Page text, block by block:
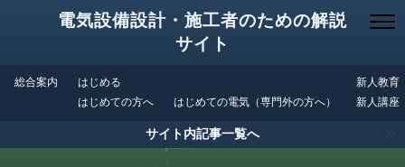
電気設備設計・施工者のための解説
サイト
総合案内
はじめる
はじめての方へ
はじめての電気（専門外の方へ）
新人教育
新人講座
サイト内記事一覧へ